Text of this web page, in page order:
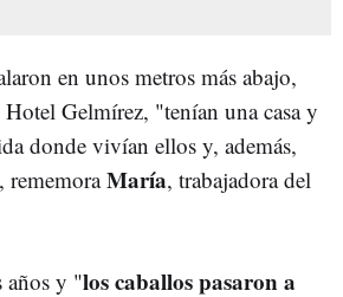
en unos metros más abajo,
Hotel Gelmírez, "tenían una casa y
donde vivían ellos y, además,
rememoraMaría, trabajadora del
años y "los caballos pasaron a